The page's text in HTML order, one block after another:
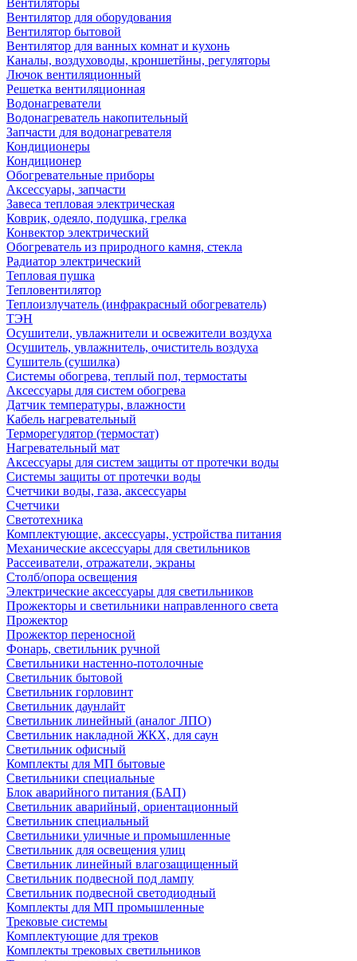
Вентиляторы
Вентилятор для оборудования
Вентилятор бытовой
Вентилятор для ванных комнат и кухонь
Каналы, воздуховоды, кроншетйны, регуляторы
Лючок вентиляционный
Решетка вентиляционная
Водонагреватели
Водонагреватель накопительный
Запчасти для водонагревателя
Кондиционеры
Кондиционер
Обогревательные приборы
Аксессуары, запчасти
Завеса тепловая электрическая
Коврик, одеяло, подушка, грелка
Конвектор электрический
Обогреватель из природного камня, стекла
Радиатор электрический
Тепловая пушка
Тепловентилятор
Теплоизлучатель (инфракрасный обогреватель)
ТЭН
Осушители, увлажнители и освежители воздуха
Осушитель, увлажнитель, очиститель воздуха
Сушитель (сушилка)
Системы обогрева, теплый пол, термостаты
Аксессуары для систем обогрева
Датчик температуры, влажности
Кабель нагревательный
Терморегулятор (термостат)
Нагревательный мат
Аксессуары для систем защиты от протечки воды
Системы защиты от протечки воды
Счетчики воды, газа, аксессуары
Счетчики
Светотехника
Комплектующие, аксессуары, устройства питания
Механические аксессуары для светильников
Рассеиватели, отражатели, экраны
Столб/опора освещения
Электрические аксессуары для светильников
Прожекторы и светильники направленного света
Прожектор
Прожектор переносной
Фонарь, светильник ручной
Светильники настенно-потолочные
Светильник бытовой
Светильник горловинт
Светильник даунлайт
Светильник линейный (аналог ЛПО)
Светильник накладной ЖКХ, для саун
Светильник офисный
Комплекты для МП бытовые
Светильники специальные
Блок аварийного питания (БАП)
Светильник аварийный, ориентационный
Светильник специальный
Светильники уличные и промышленные
Светильник для освещения улиц
Светильник линейный влагозащищенный
Светильник подвесной под лампу
Светильник подвесной светодиодный
Комплекты для МП промышленные
Трековые системы
Комплектующие для треков
Комплекты трековых светильников